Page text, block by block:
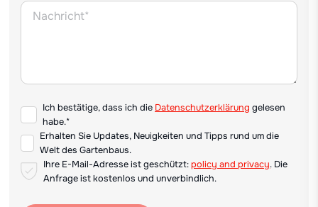
Ich bestätige, dass ich die Datenschutzerklärung gelesen
habe.*
Erhalten Sie Updates, Neuigkeiten und Tipps rund um die
Welt des Gartenbaus.
Ihre E-Mail-Adresse ist geschützt:policy and privacy. Die
Anfrage ist kostenlos und unverbindlich.